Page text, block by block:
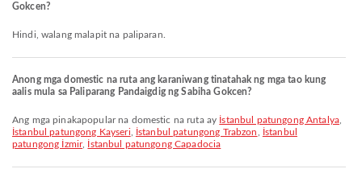
Gokcen?
Hindi, walang malapit na paliparan.
Anong mga domestic na ruta ang karaniwang tinatahak ng mga tao kung
aalis mula sa Paliparang Pandaigdig ng Sabiha Gokcen?
Ang mga pinakapopular na domestic na ruta ay İstanbul patungong Antalya,
İstanbul patungong Kayseri
İstanbul patungong Trabzon
İstanbul
patungong İzmir, İstanbul patungong Capadocia